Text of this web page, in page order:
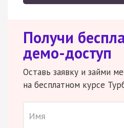
Получи
демо-доступ
Оставь заявку и займи
на бесплатном курсе